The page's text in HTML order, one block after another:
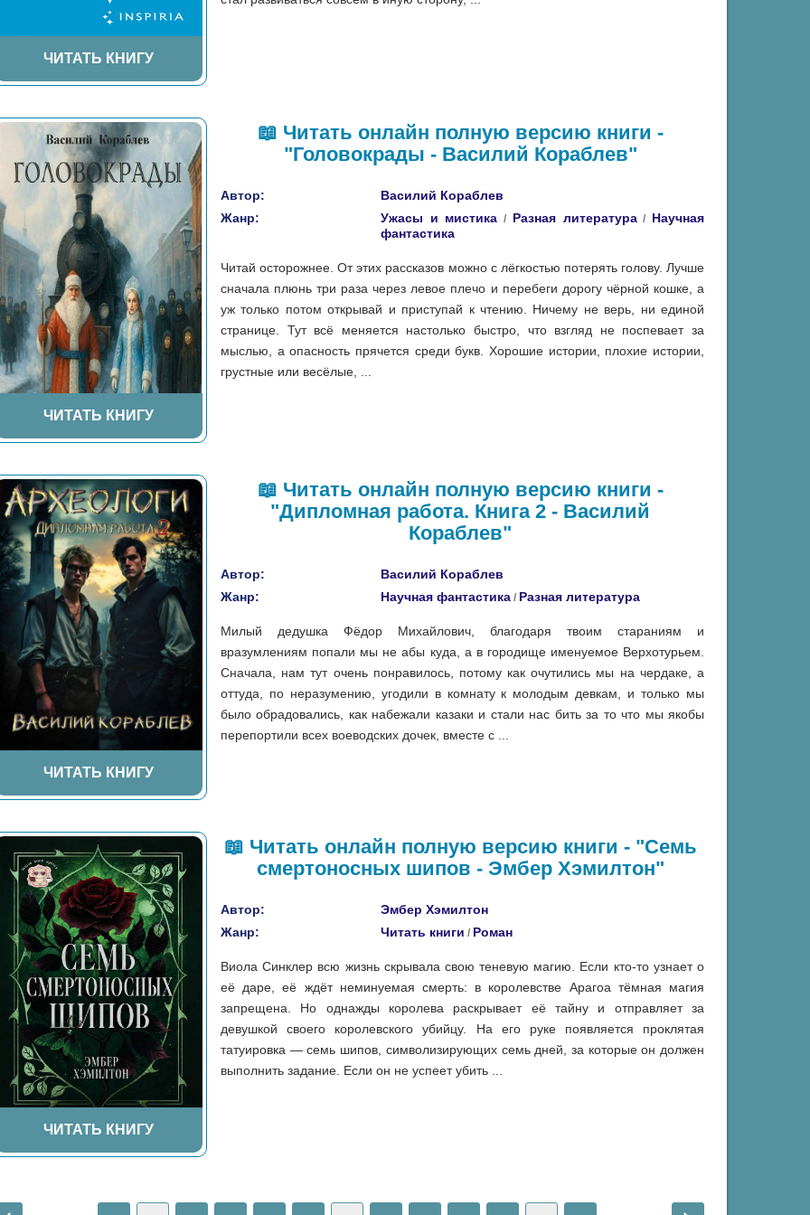
ЧИТАТЬ КНИГУ
ЧИТАТЬ КНИГУ
📖 Читать онлайн полную версию книги -
"Головокрады - Василий Кораблев"
Автор:
Василий Кораблев
Жанр:
Ужасы и мистика / Разная литература/ Научная
фантастика
Читай осторожнее. От этих рассказов можно с лёгкостью потерять голову. Лучше
сначала плюнь три раза через левое плечо и перебеги дорогу чёрной кошке, а
уж только потом открывай и приступай к чтению. Ничему не верь, ни единой
странице. Тут всё меняется настолько быстро, что взгляд не поспевает за
мыслью, а опасность прячется среди букв. Хорошие истории, плохие истории,
грустные или весёлые, ...
ЧИТАТЬ КНИГУ
📖 Читать онлайн полную версию книги -
"Дипломная работа. Книга 2 - Василий
Кораблев"
Автор:
Василий Кораблев
Жанр:
Научная фантастика / Разная литература
Милый дедушка Фёдор Михайлович, благодаря твоим стараниям и
вразумлениям попали мы не абы куда, а в городище именуемое Верхотурьем.
Сначала, нам тут очень понравилось, потому как очутились мы на чердаке, а
оттуда, по неразумению, угодили в комнату к молодым девкам, и только мы
было обрадовались, как набежали казаки и стали нас бить за то что мы якобы
перепортили всех воеводских дочек, вместе с ...
ЧИТАТЬ КНИГУ
📖 Читать онлайн полную версию книги - "Семь
смертоносных шипов - Эмбер Хэмилтон"
Автор:
Эмбер Хэмилтон
Жанр:
Читать книги / Роман
Виола Синклер всю жизнь скрывала свою теневую магию. Если кто-то узнает о
её даре, её ждёт неминуемая смерть: в королевстве Арагоа тёмная магия
запрещена. Но однажды королева раскрывает её тайну и отправляет за
девушкой своего королевского убийцу. На его руке появляется проклятая
татуировка — семь шипов, символизирующих семь дней, за которые он должен
выполнить задание. Если он не успеет убить ...